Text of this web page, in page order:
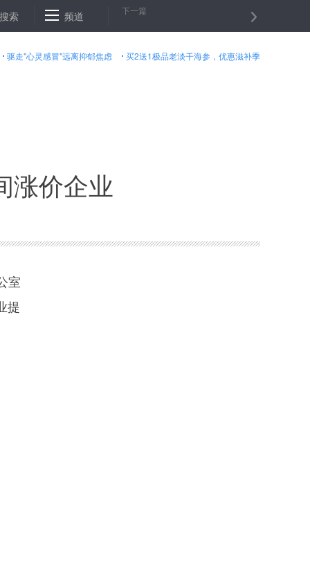
推进5G建设 流量降费将成必然 外卖配送规范实施 网络“送餐”进
搜索 频道 下一篇
驱走"心灵感冒"远离抑郁焦虑 买2送1极品老淡干海参，优惠滋补季
涨价企业
室
提